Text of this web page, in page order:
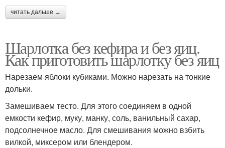
читать дальше →
Шарлотка без кефира и без яиц.
Как приготовить шарлотку без яиц
Нарезаем яблоки кубиками. Можно нарезать на тонкие
дольки.
Замешиваем тесто. Для этого соединяем в одной
емкости кефир, муку, манку, соль, ванильный сахар,
подсолнечное масло. Для смешивания можно взбить
вилкой, миксером или блендером.